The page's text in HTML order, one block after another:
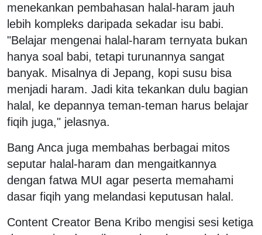
menekankan pembahasan halal-haram jauh
lebih kompleks daripada sekadar isu babi.
"Belajar mengenai halal-haram ternyata bukan
hanya soal babi, tetapi turunannya sangat
banyak. Misalnya di Jepang, kopi susu bisa
menjadi haram. Jadi kita tekankan dulu bagian
halal, ke depannya teman-teman harus belajar
fiqih juga," jelasnya.
Bang Anca juga membahas berbagai mitos
seputar halal-haram dan mengaitkannya
dengan fatwa MUI agar peserta memahami
dasar fiqih yang melandasi keputusan halal.
Content Creator Bena Kribo mengisi sesi ketiga